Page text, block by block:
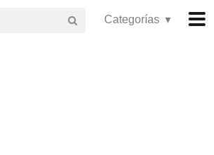
Categorías ▾